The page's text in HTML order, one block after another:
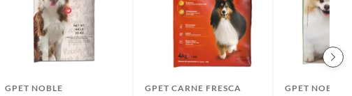
GPET NOBLE GPET CARNE FRESCA GPET NOBLE